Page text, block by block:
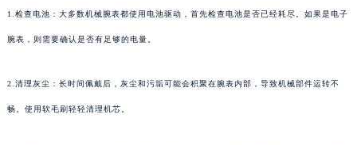
1.检查电池：大多数机械腕表都使用电池驱动，首先检查电池是否已经耗尽。如果是电子
腕表，则需要确认是否有足够的电量。
2.清理灰尘：长时间佩戴后，灰尘和污垢可能会积聚在腕表内部，导致机械部件运转不
畅。使用软毛刷轻轻清理机芯。